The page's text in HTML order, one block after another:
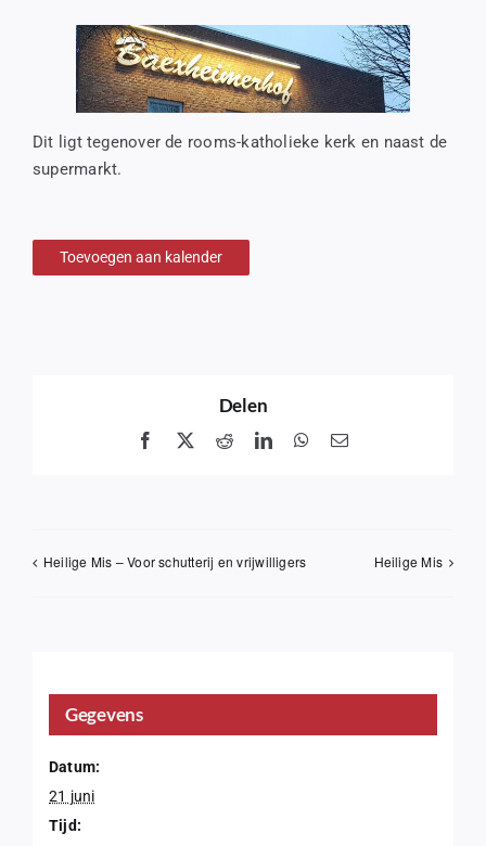
Dit ligt tegenover de rooms-katholieke kerk en naast de
supermarkt.
Toevoegen aan kalender
Delen
Facebook
X RedditLinkedInWhatsApp
Email
Heilige Mis – Voor schutterij en vrijwilligers Heilige Mis
Gegevens
Datum:
21 juni
Tijd: